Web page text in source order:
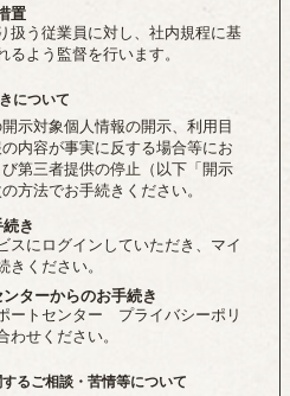
置
扱う従業員に対し、社内規程に基
よう監督を行います。
について
示対象個人情報の開示、利用目
内容が事実に反する場合等にお
第三者提供の停止（以下「開示
方法でお手続きください。
き
スにログインしていただき、マイ
ください。
ターからのお手続き
ートセンター プライバシーポリ
せください。
るご相談・苦情等について